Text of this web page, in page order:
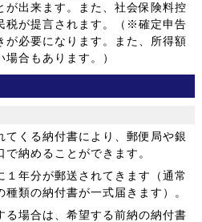
が出来ます。また、社会保険料控
税が提言されます。（※確定申告
が必要になります。また、所得額
合もあります。）
てくる納付書により、郵便局や銀
納めることができます。
１年分が郵送されてきます（通常
類の納付書が一式届きます）。
る場合は、希望する前納の納付書